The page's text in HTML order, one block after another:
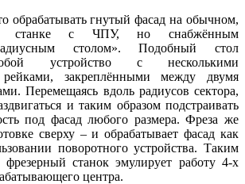
обрабатывать гнутый фасад на обычном,
станке с ЧПУ, но снабжённым
столом». Подобный стол
устройство с несколькими
рейками, закреплёнными между двумя
Перемещаясь вдоль радиусов сектора,
и таким образом подстраивать
под фасад любого размера. Фреза же
сверху – и обрабатывает фасад как
поворотного устройства. Таким
станок эмулирует работу 4-х
центра.